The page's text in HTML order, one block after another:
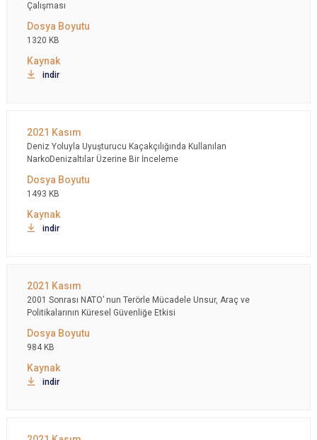
Çalışması
1320 KB
indir
Deniz Yoluyla Uyuşturucu Kaçakçılığında Kullanılan
NarkoDenizaltılar Üzerine Bir İnceleme
1493 KB
indir
2001 Sonrası NATO’ nun Terörle Mücadele Unsur, Araç ve
Politikalarının Küresel Güvenliğe Etkisi
984 KB
indir